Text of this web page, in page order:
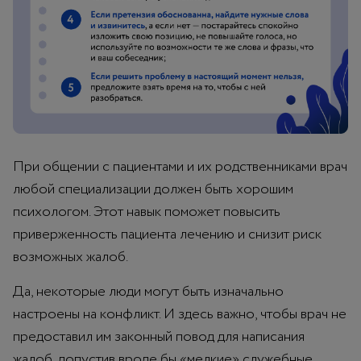
При общении с пациентами и их родственниками врач
любой специализации должен быть хорошим
психологом. Этот навык поможет повысить
приверженность пациента лечению и снизит риск
возможных жалоб.
Да, некоторые люди могут быть изначально
настроены на конфликт. И здесь важно, чтобы врач не
предоставил им законный повод для написания